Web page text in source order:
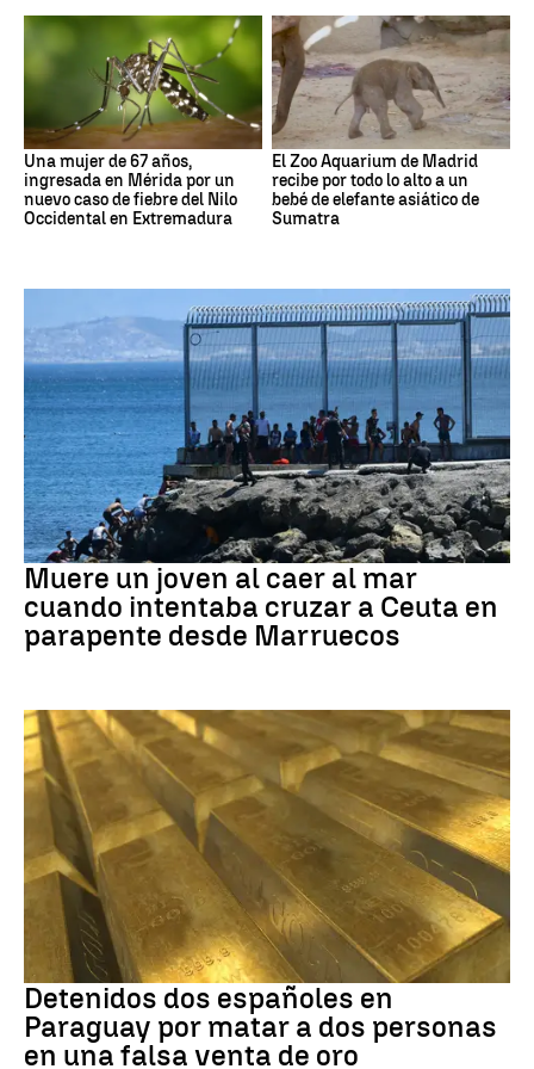
Una mujer de 67 años,
ingresada en Mérida por un
nuevo caso de fiebre del Nilo
Occidental en Extremadura
El Zoo Aquarium de Madrid
recibe por todo lo alto a un
bebé de elefante asiático de
Sumatra
Ceuta
Muere un joven al caer al mar
cuando intentaba cruzar a Ceuta en
parapente desde Marruecos
Paraguay
Detenidos dos españoles en
Paraguay por matar a dos personas
en una falsa venta de oro